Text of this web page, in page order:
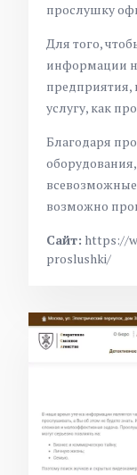
прослушку
Для того,
информации
предприятия,
услугу, как
Благодаря
возможно
Сайт: https://
proslushki/